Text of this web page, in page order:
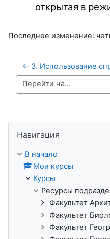
открытая в
Последнее изменение:
← 3. Использование
Перейти на...
Навигация
В начало
Мои курсы
Курсы
Ресурсы
Факультет
Факультет
Факультет